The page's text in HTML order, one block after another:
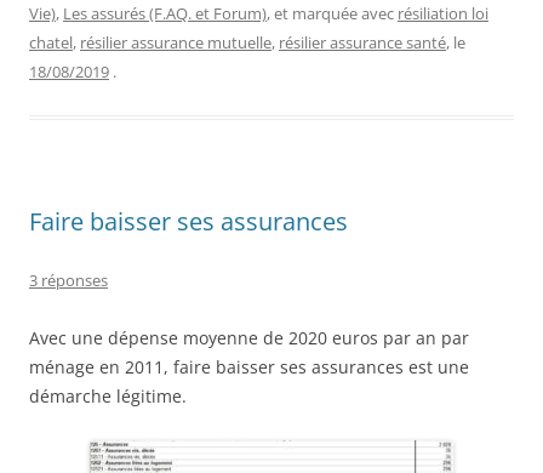
Vie), Les assurés (F.AQ. et Forum), et marquée avec résiliation loi
chatel, résilier assurance mutuelle, résilier assurance santé, le
18/08/2019 .
Faire baisser ses assurances
3 réponses
Avec une dépense moyenne de 2020 euros par an par
ménage en 2011, faire baisser ses assurances est une
démarche légitime.